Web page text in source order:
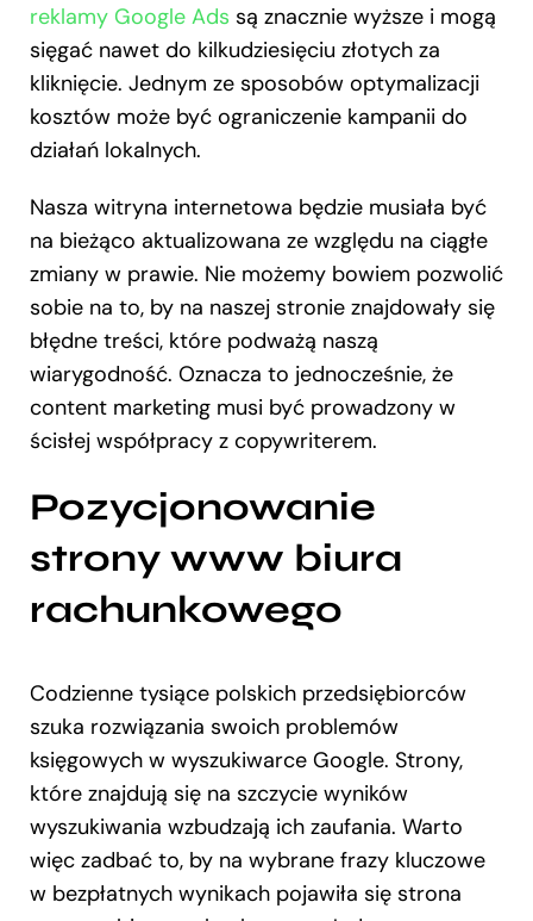
reklamy Google Ads są znacznie wyższe i mogą
sięgać nawet do kilkudziesięciu złotych za
kliknięcie. Jednym ze sposobów optymalizacji
kosztów może być ograniczenie kampanii do
działań lokalnych.
Nasza witryna internetowa będzie musiała być
na bieżąco aktualizowana ze względu na ciągłe
zmiany w prawie. Nie możemy bowiem pozwolić
sobie na to, by na naszej stronie znajdowały się
błędne treści, które podważą naszą
wiarygodność. Oznacza to jednocześnie, że
content marketing musi być prowadzony w
ścisłej współpracy z copywriterem.
Pozycjonowanie
strony www biura
rachunkowego
Codzienne tysiące polskich przedsiębiorców
szuka rozwiązania swoich problemów
księgowych w wyszukiwarce Google. Strony,
które znajdują się na szczycie wyników
wyszukiwania wzbudzają ich zaufania. Warto
więc zadbać to, by na wybrane frazy kluczowe
w bezpłatnych wynikach pojawiła się strona